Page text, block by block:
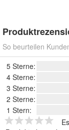
So beurteilen
5 Sterne:
4 Sterne:
3 Sterne:
2 Sterne:
1 Stern: